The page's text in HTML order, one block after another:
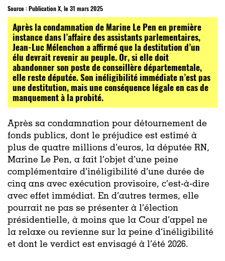
Source :Publication X, le 31 mars 2025
Après la condamnation de Marine Le Pen en première
instance dans l’affaire des assistants parlementaires,
Jean-Luc Mélenchon a affirmé que la destitution d’un
élu devrait revenir au peuple. Or, si elle doit
abandonner son poste de conseillère départementale,
elle reste députée. Son inéligibilité immédiate n’est pas
une destitution, mais une conséquence légale en cas de
manquement à la probité.
Après sa condamnation pour détournement de
fonds publics, dont le préjudice est estimé à
plus de quatre millions d’euros, la députée RN,
Marine Le Pen, a fait l’objet d’une peine
complémentaire d’inéligibilité d’une durée de
cinq ans avec exécution provisoire, c’est-à-dire
avec effet immédiat. En d’autres termes, elle
pourrait ne pas se présenter à l’élection
présidentielle, à moins que la Cour d’appel ne
la relaxe ou revienne sur la peine d’inéligibilité
et dont le verdict est envisagé à l’été 2026.